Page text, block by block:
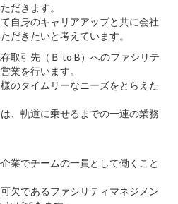
だきます。
自身のキャリアアップと共に会社
だきたいと考えています。
取引先（Ｂ to B）へのファシリテ
業を行います。
のタイムリーなニーズをとらえた
、軌道に乗せるまでの一連の業務
業でチームの一員として働くこと
欠であるファシリティマネジメン